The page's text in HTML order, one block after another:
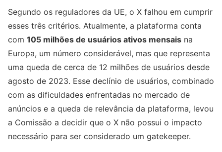
Segundo os reguladores da UE, o X falhou em cumprir
esses três critérios. Atualmente, a plataforma conta
com 105 milhões de usuários ativos mensais na
Europa, um número considerável, mas que representa
uma queda de cerca de 12 milhões de usuários desde
agosto de 2023. Esse declínio de usuários, combinado
com as dificuldades enfrentadas no mercado de
anúncios e a queda de relevância da plataforma, levou
a Comissão a decidir que o X não possui o impacto
necessário para ser considerado um gatekeeper.